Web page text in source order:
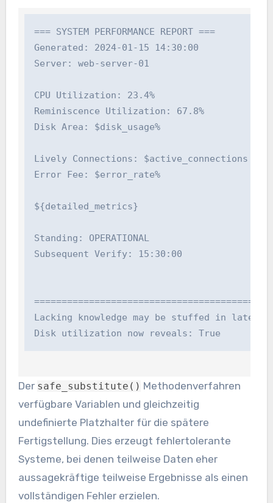
=== SYSTEM PERFORMANCE REPORT ===
Generated: 2024-01-15 14:30:00
Server: web-server-01
CPU Utilization: 23.4%
Reminiscence Utilization: 67.8%
Disk Area: $disk_usage%
Lively Connections: $active_connections
Error Fee: $error_rate%
${detailed_metrics}
Standing: OPERATIONAL
Subsequent Verify: 15:30:00
Lacking knowledge may be stuffed in later:
Disk utilization now reveals: True
Der safe_substitute() Methodenverfahren
verfügbare Variablen und gleichzeitig
undefinierte Platzhalter für die spätere
Fertigstellung. Dies erzeugt fehlertolerante
Systeme, bei denen teilweise Daten eher
aussagekräftige teilweise Ergebnisse als einen
vollständigen Fehler erzielen.